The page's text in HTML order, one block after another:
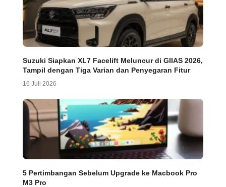
Suzuki Siapkan XL7 Facelift Meluncur di GIIAS 2026,
Tampil dengan Tiga Varian dan Penyegaran Fitur
16 Juli 2026
5 Pertimbangan Sebelum Upgrade ke Macbook Pro
M3 Pro